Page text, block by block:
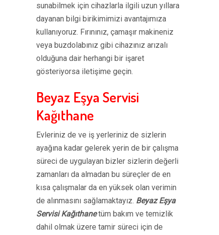
sunabilmek için cihazlarla ilgili uzun yıllara
dayanan bilgi birikimimizi avantajımıza
kullanıyoruz. Fırınınız, çamaşır makineniz
veya buzdolabınız gibi cihazınız arızalı
olduğuna dair herhangi bir işaret
gösteriyorsa iletişime geçin.
Beyaz Eşya Servisi
Kağıthane
Evleriniz de ve iş yerleriniz de sizlerin
ayağına kadar gelerek yerin de bir çalışma
süreci de uygulayan bizler sizlerin değerli
zamanları da almadan bu süreçler de en
kısa çalışmalar da en yüksek olan verimin
de alınmasını sağlamaktayız. Beyaz Eşya
Servisi Kağıthanetüm bakım ve temizlik
dahil olmak üzere tamir süreci için de